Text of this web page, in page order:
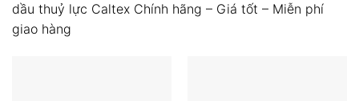
dầu thuỷ lực Caltex Chính hãng – Giá tốt – Miễn phí
giao hàng